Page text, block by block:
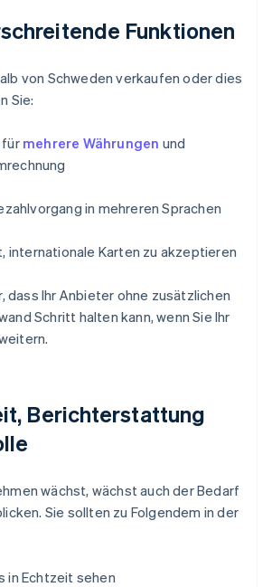
Funktionen
von Schweden verkaufen oder dies
Sie:
mehrere Währungen und
in mehreren Sprachen
internationale Karten zu akzeptieren
dass Ihr Anbieter ohne zusätzlichen
Schritt halten kann, wenn Sie Ihr
Berichterstattung
wächst, wächst auch der Bedarf
Sie sollten zu Folgendem in der
in Echtzeit sehen